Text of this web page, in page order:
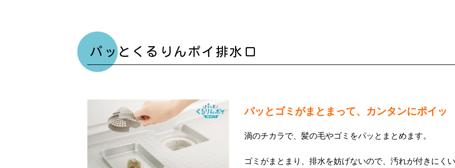
パッとくるりんポイ排水口
パッとゴミがまとまって、カンタンにポイッ
渦のチカラで、髪の毛やゴミをパッとまとめます。
ゴミがまとまり、排水を妨げないので、汚れが付きにく